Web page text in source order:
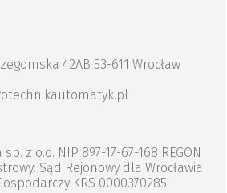
42AB 53-611 Wrocław
z o.o. NIP 897-17-67-168 REGON
Sąd Rejonowy dla Wrocławia
KRS 0000370285